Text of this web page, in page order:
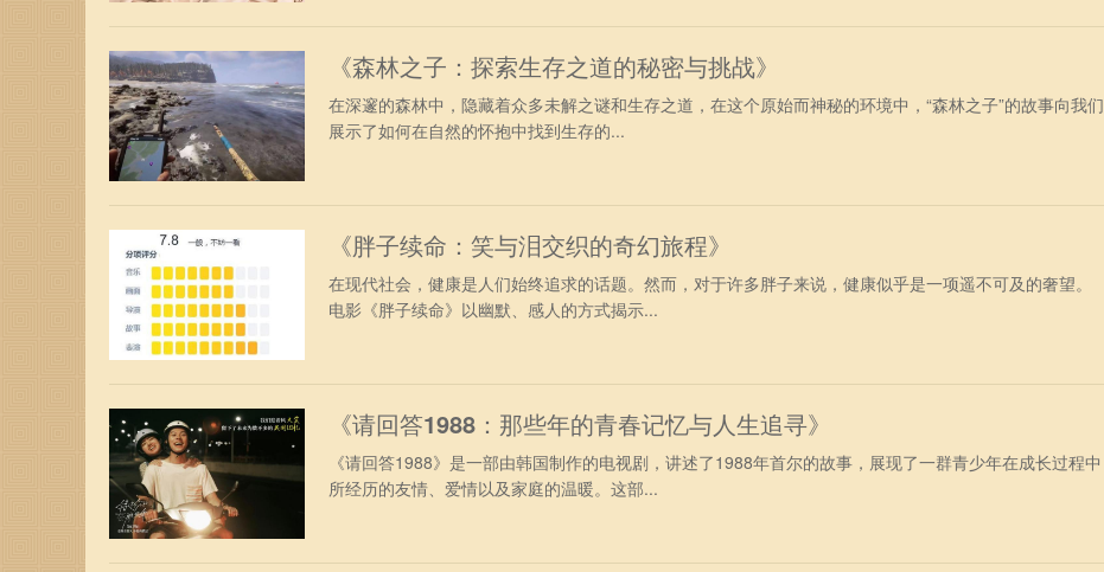
《森林之子：探索生存之道的秘密与挑战》
在深邃的森林中，隐藏着众多未解之谜和生存之道，在这个原始而神秘的环境中，“森林之子”的故事向我们
展示了如何在自然的怀抱中找到生存的...
《胖子续命：笑与泪交织的奇幻旅程》
在现代社会，健康是人们始终追求的话题。然而，对于许多胖子来说，健康似乎是一项遥不可及的奢望。
电影《胖子续命》以幽默、感人的方式揭示...
《请回答1988：那些年的青春记忆与人生追寻》
《请回答1988》是一部由韩国制作的电视剧，讲述了1988年首尔的故事，展现了一群青少年在成长过程中
所经历的友情、爱情以及家庭的温暖。这部...